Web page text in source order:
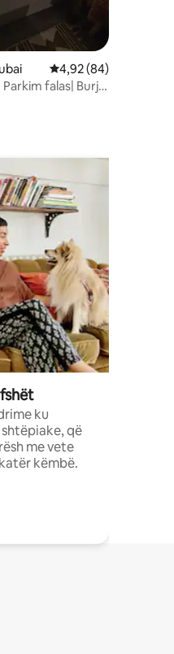
Vlerësimi mesatar
4,92 (84)
falas| Burj
ku
që
me vete
këmbë.